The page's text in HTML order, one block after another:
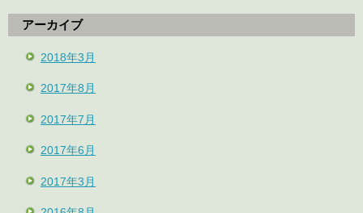
アーカイブ
2018年3月
2017年8月
2017年7月
2017年6月
2017年3月